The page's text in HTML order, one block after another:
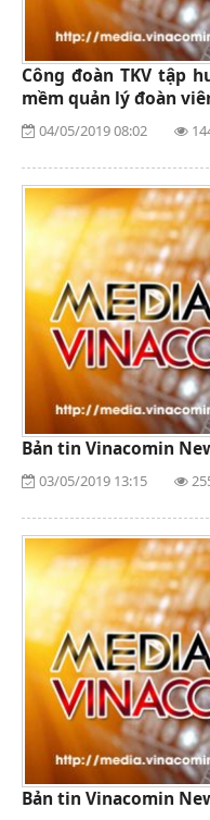
Công đoàn TKV tập
mềm quản lý đoàn
04/05/2019 08:02
Bản tin Vinacomin
03/05/2019 13:15
Bản tin Vinacomin